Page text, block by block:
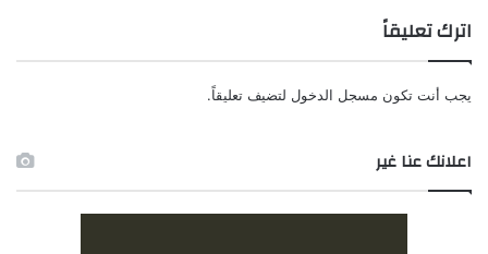
اترك تعليقاً
يجب أنت تكون مسجل الدخول لتضيف تعليقاً.
اعلانك عنا غير